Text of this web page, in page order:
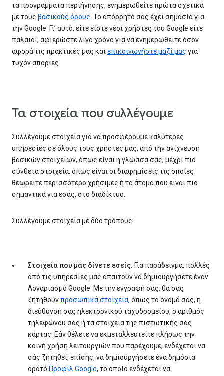
τα προγράμματα περιήγησης, ενημερωθείτε πρώτα σχετικά
με τους βασικούς όρους. Το απόρρητό σας έχει σημασία για
την Google. Γι’ αυτό, είτε είστε νέοι χρήστες του Google είτε
παλαιοί, αφιερώστε λίγο χρόνο για να ενημερωθείτε όσον
αφορά τις πρακτικές μας καιεπικοινωνήστε μαζί μας για
τυχόν απορίες.
Τα στοιχεία που συλλέγουμε
Συλλέγουμε στοιχεία για να προσφέρουμε καλύτερες
υπηρεσίες σε όλους τους χρήστες μας, από την ανίχνευση
βασικών στοιχείων, όπως είναι η γλώσσα σας, μέχρι πιο
σύνθετα στοιχεία, όπως είναι οι διαφημίσεις τις οποίες
θεωρείτε περισσότερο χρήσιμες ή τα άτομα που είναι πιο
σημαντικά για εσάς, στο διαδίκτυο.
Συλλέγουμε στοιχεία με δύο τρόπους:
Στοιχεία που μας δίνετε εσείς. Για παράδειγμα, πολλές
από τις υπηρεσίες μας απαιτούν να δημιουργήσετε έναν
Λογαριασμό Google. Με την εγγραφή σας, θα σας
ζητηθούνπροσωπικά στοιχεία, όπως το όνομά σας, η
διεύθυνσή σας ηλεκτρονικού ταχυδρομείου, ο αριθμός
τηλεφώνου σας ή τα στοιχεία της πιστωτικής σας
κάρτας. Εάν θέλετε να εκμεταλλευτείτε πλήρως την
κοινή χρήση λειτουργιών που παρέχουμε, ενδέχεται να
σάς ζητηθεί, επίσης, να δημιουργήσετε ένα δημόσια
ορατό Προφίλ Google, το οποίο ενδέχεται να